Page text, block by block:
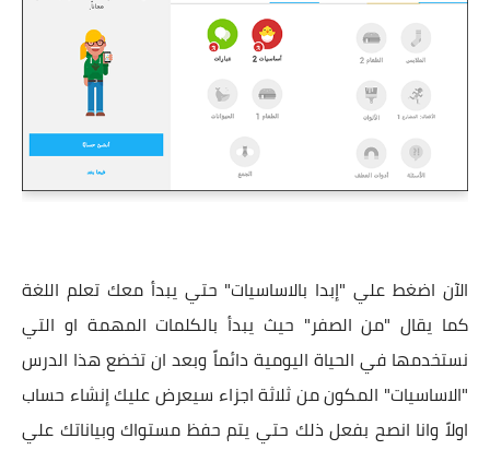
الآن اضغط علي "إبدا بالاساسيات" حتي يبدأ معك تعلم اللغة
كما يقال "من الصفر" حيث يبدأ بالكلمات المهمة او التي
نستخدمها في الحياة اليومية دائماً وبعد ان تخضع هذا الدرس
"الاساسيات" المكون من ثلاثة اجزاء سيعرض عليك إنشاء حساب
اولاً وانا انصح بفعل ذلك حتي يتم حفظ مستواك وبياناتك علي